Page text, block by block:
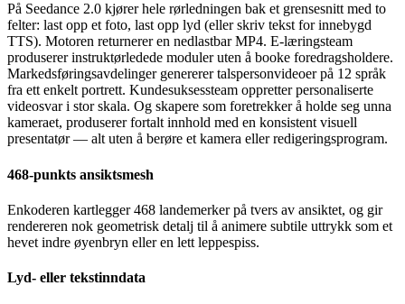
På Seedance 2.0 kjører hele rørledningen bak et grensesnitt med to
felter: last opp et foto, last opp lyd (eller skriv tekst for innebygd
TTS). Motoren returnerer en nedlastbar MP4. E-læringsteam
produserer instruktørledede moduler uten å booke foredragsholdere.
Markedsføringsavdelinger genererer talspersonvideoer på 12 språk
fra ett enkelt portrett. Kundesuksessteam oppretter personaliserte
videosvar i stor skala. Og skapere som foretrekker å holde seg unna
kameraet, produserer fortalt innhold med en konsistent visuell
presentatør — alt uten å berøre et kamera eller redigeringsprogram.
468-punkts ansiktsmesh
Enkoderen kartlegger 468 landemerker på tvers av ansiktet, og gir
rendereren nok geometrisk detalj til å animere subtile uttrykk som et
hevet indre øyenbryn eller en lett leppespiss.
Lyd- eller tekstinndata